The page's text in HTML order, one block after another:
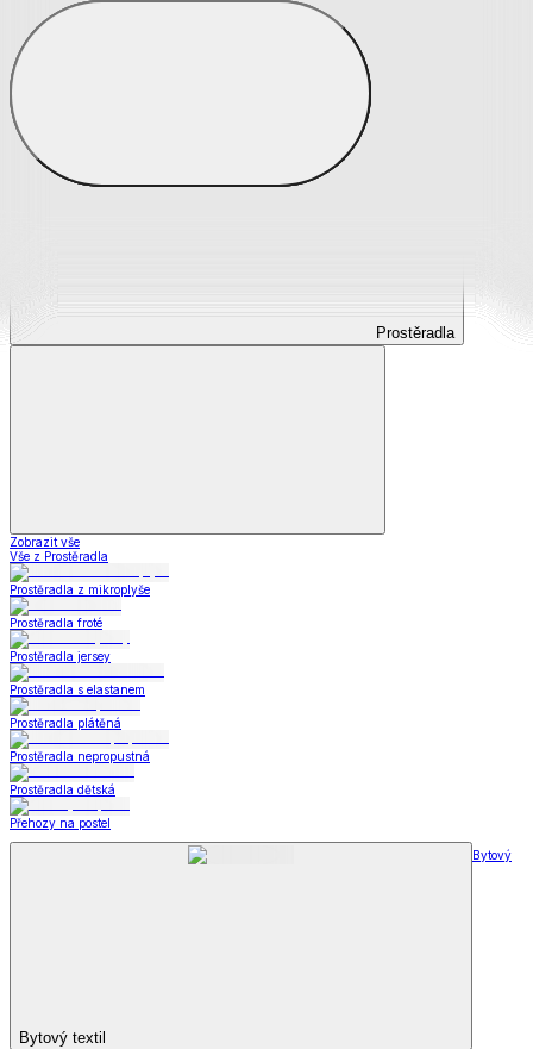
Prostěradla
Prostěradla
Zobrazit vše
Vše z Prostěradla
Prostěradla z mikroplyše
Prostěradla froté
Prostěradla jersey
Prostěradla s elastanem
Prostěradla plátěná
Prostěradla nepropustná
Prostěradla dětská
Přehozy na postel
Bytový textil
Bytový